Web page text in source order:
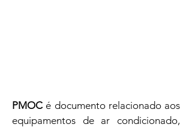
PMOC é documento relacionado aos
equipamentos de ar condicionado,